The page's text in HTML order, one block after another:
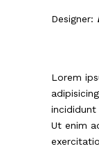
Designer:
Lorem
Ut enim